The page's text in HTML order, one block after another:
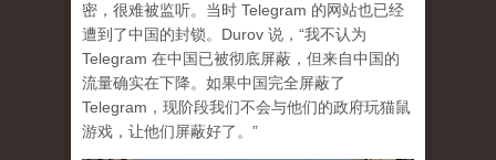
密，很难被监听。当时 Telegram 的网站也已经
遭到了中国的封锁。Durov 说，“我不认为
Telegram 在中国已被彻底屏蔽，但来自中国的
流量确实在下降。如果中国完全屏蔽了
Telegram，现阶段我们不会与他们的政府玩猫鼠
游戏，让他们屏蔽好了。”